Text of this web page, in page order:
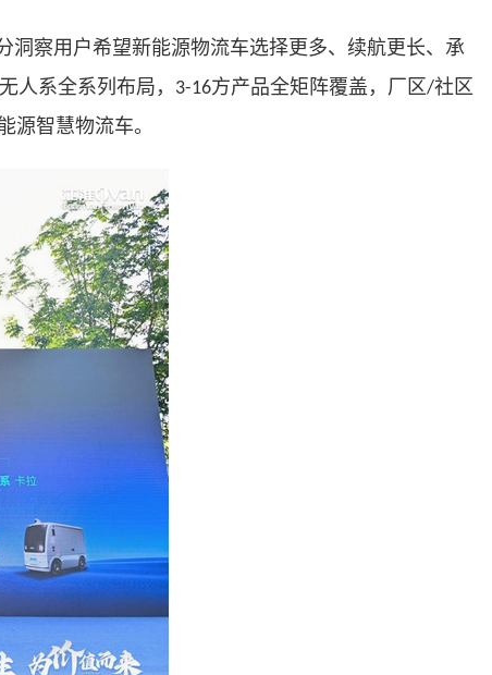
洞察用户希望新能源物流车选择更多、续航更长、承
无人系全系列布局， 3-16方产品全矩阵覆盖，厂区/社区
源智慧物流车。